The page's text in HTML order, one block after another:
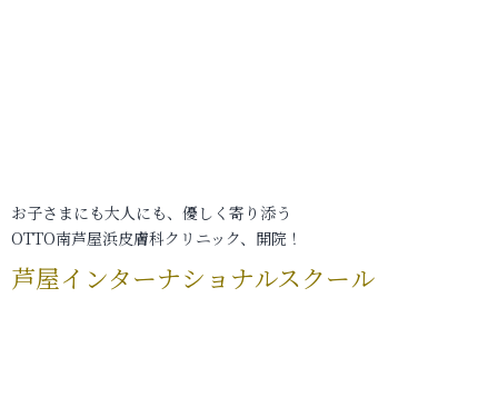
お子さまにも大人にも、優しく寄り添う
OTTO南芦屋浜皮膚科クリニック、開院！
芦屋インターナショナルスクール